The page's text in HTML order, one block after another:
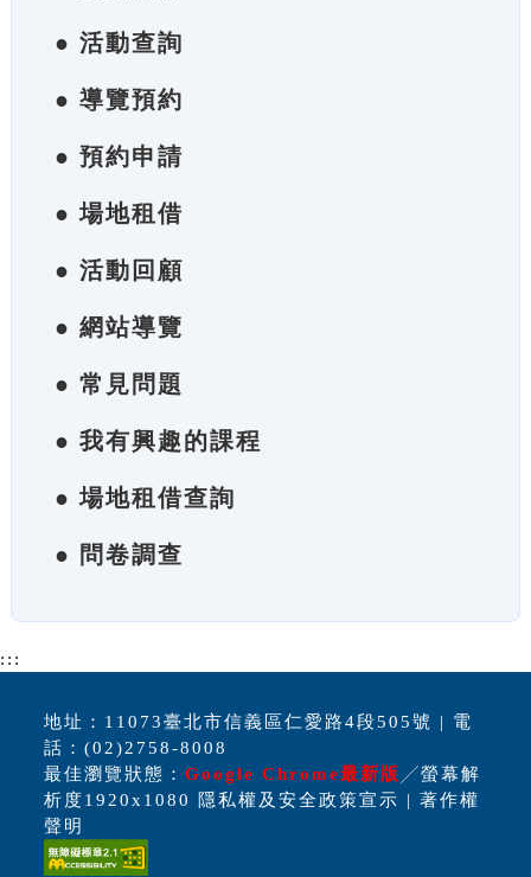
● 活動查詢
● 導覽預約
● 預約申請
● 場地租借
● 活動回顧
● 網站導覽
● 常見問題
● 我有興趣的課程
● 場地租借查詢
● 問卷調查
:::
地址：11073臺北市信義區仁愛路4段505號 | 電
話：(02)2758-8008
最佳瀏覽狀態：Google Chrome最新版 ╱螢幕解
析度1920x1080 隱私權及安全政策宣示 | 著作權
聲明